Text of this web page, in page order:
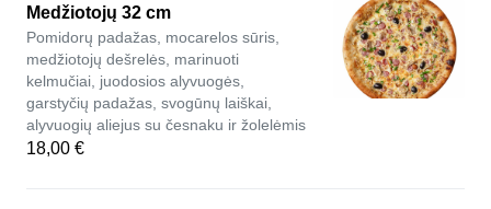
Medžiotojų 32 cm
Pomidorų padažas, mocarelos sūris,
medžiotojų dešrelės, marinuoti
kelmučiai, juodosios alyvuogės,
garstyčių padažas, svogūnų laiškai,
alyvuogių aliejus su česnaku ir žolelėmis
18,00 €